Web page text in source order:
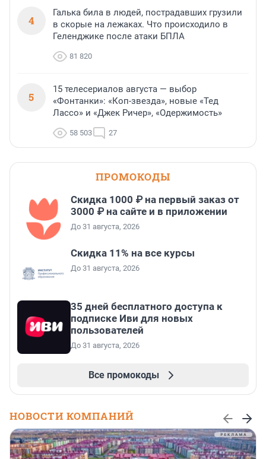
4
Галька била в людей, пострадавших грузили
в скорые на лежаках. Что происходило в
Геленджике после атаки БПЛА
81 820
5
15 телесериалов августа — выбор
«Фонтанки»: «Коп-звезда», новые «Тед
Лассо» и «Джек Ричер», «Одержимость»
58 503 27
ПРОМОКОДЫ
Скидка 1000 ₽ на первый заказ от
3000 ₽ на сайте и в приложении
До 31 августа, 2026
Скидка 11% на все курсы
До 31 августа, 2026
35 дней бесплатного доступа к
подписке Иви для новых
пользователей
До 31 августа, 2026
Все промокоды
НОВОСТИ КОМПАНИЙ